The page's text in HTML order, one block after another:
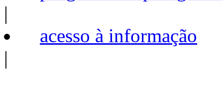
|
acesso à informação
|